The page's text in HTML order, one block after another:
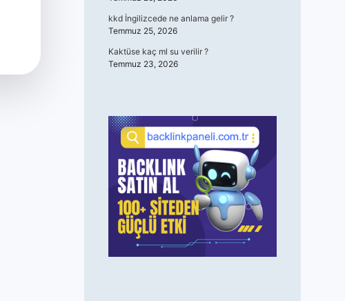
kkd İngilizcede ne anlama gelir ?
Temmuz 25, 2026
Kaktüse kaç ml su verilir ?
Temmuz 23, 2026